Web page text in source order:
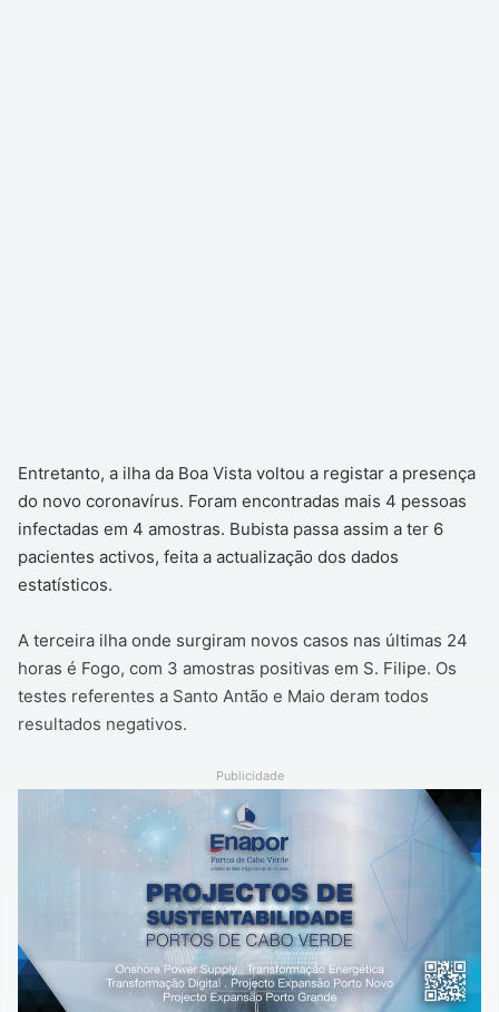
Entretanto, a ilha da Boa Vista voltou a registar a presença
do novo coronavírus. Foram encontradas mais 4 pessoas
infectadas em 4 amostras. Bubista passa assim a ter 6
pacientes activos, feita a actualizaçāo dos dados
estatísticos.
A terceira ilha onde surgiram novos casos nas últimas 24
horas é Fogo, com 3 amostras positivas em S. Filipe. Os
testes referentes a Santo Antão e Maio deram todos
resultados negativos.
Publicidade